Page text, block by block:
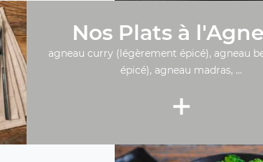
Nos Plats à
agneau curry (légèrement épicé), agneau
épicé), agneau madras, ...
+